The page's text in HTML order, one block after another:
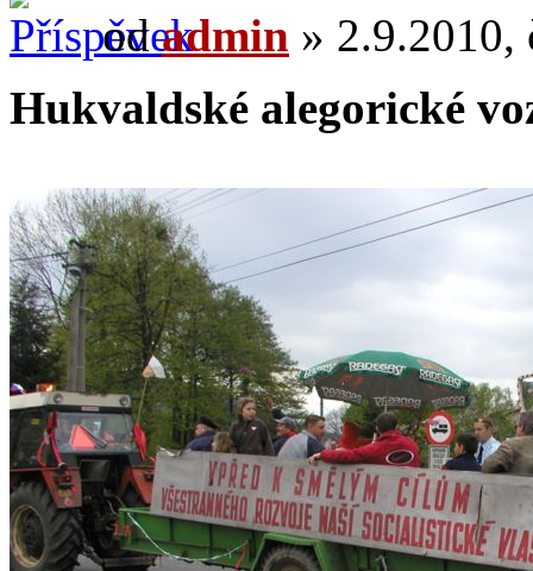
odadmin » 2.9.2010,
Hukvaldské alegorické